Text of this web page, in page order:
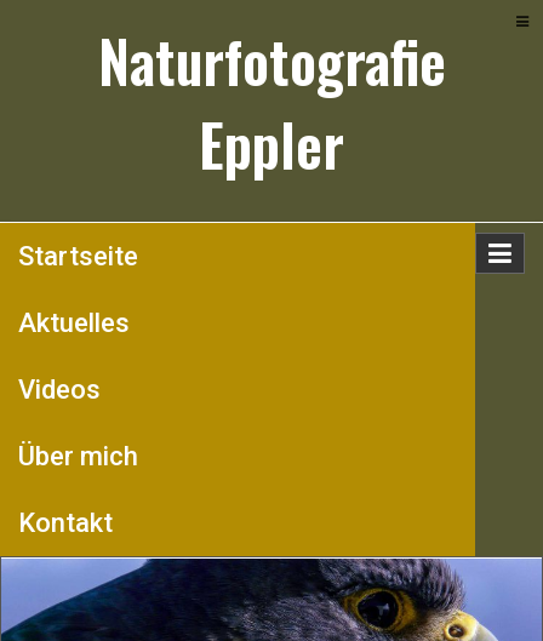
Naturfotografie
Eppler
Startseite
Aktuelles
Videos
Über mich
Kontakt